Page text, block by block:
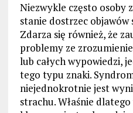
Niezwykle często osoby
stanie dostrzec objawów
Zdarza się również, że
problemy ze
lub całych wypowiedzi,
tego typu znaki.
niejednokrotnie jest
strachu. Właśnie